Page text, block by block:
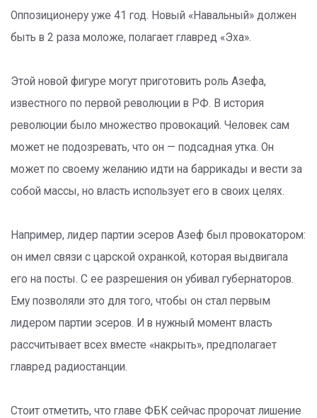
Оппозиционеру уже 41 год. Новый «Навальный» должен
быть в 2 раза моложе, полагает главред «Эха».
Этой новой фигуре могут приготовить роль Азефа,
известного по первой революции в РФ. В история
революции было множество провокаций. Человек сам
может не подозревать, что он — подсадная утка. Он
может по своему желанию идти на баррикады и вести за
собой массы, но власть использует его в своих целях.
Например, лидер партии эсеров Азеф был провокатором:
он имел связи с царской охранкой, которая выдвигала
его на посты. С ее разрешения он убивал губернаторов.
Ему позволяли это для того, чтобы он стал первым
лидером партии эсеров. И в нужный момент власть
рассчитывает всех вместе «накрыть», предполагает
главред радиостанции.
Стоит отметить, что главе ФБК сейчас пророчат лишение